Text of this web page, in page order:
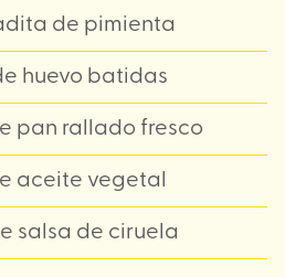
de pimienta
huevo batidas
pan rallado fresco
aceite vegetal
salsa de ciruela